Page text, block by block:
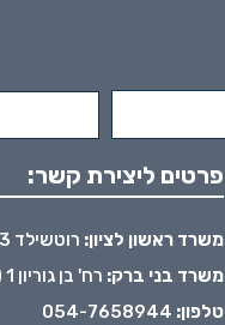
פרטים ליצירת קשר:
משרד ראשון לציון: רוטשילד 53, ראשל"צ.
משרד בני ברק: רח' בן גוריון 1 (מגדלי בסר 2 קומה 25).
טלפון: 054-7658944